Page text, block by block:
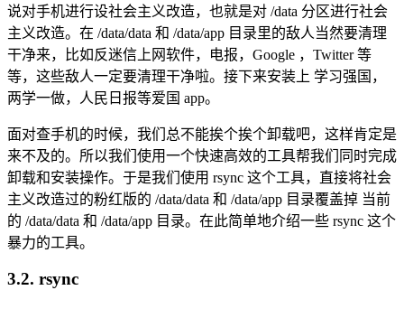
说对手机进行设社会主义改造，也就是对 /data 分区进行社会
主义改造。在 /data/data 和 /data/app 目录里的敌人当然要清理
干净来，比如反迷信上网软件，电报，Google ，Twitter 等
等，这些敌人一定要清理干净啦。接下来安装上 学习强国，
两学一做，人民日报等爱国 app。
面对查手机的时候，我们总不能挨个挨个卸载吧，这样肯定是
来不及的。所以我们使用一个快速高效的工具帮我们同时完成
卸载和安装操作。于是我们使用 rsync 这个工具，直接将社会
主义改造过的粉红版的 /data/data 和 /data/app 目录覆盖掉 当前
的 /data/data 和 /data/app 目录。在此简单地介绍一些 rsync 这个
暴力的工具。
3.2. rsync